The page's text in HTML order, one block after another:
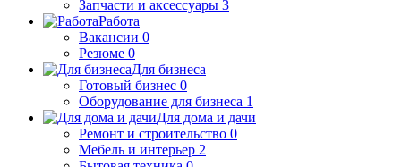
Запчасти и аксессуары 3
Работа
Вакансии 0
Резюме 0
Для бизнеса
Готовый бизнес 0
Оборудование для бизнеса 1
Для дома и дачи
Ремонт и строительство 0
Мебель и интерьер 2